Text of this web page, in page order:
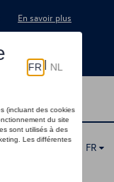
En savoir plus
FR